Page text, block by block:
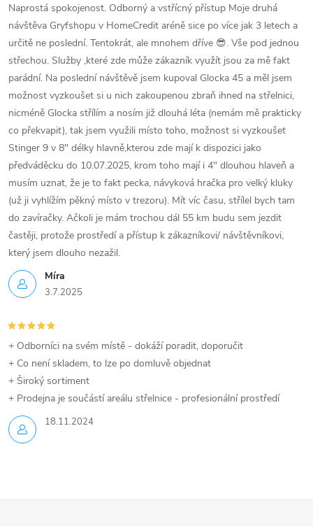
Míra
3.7.2025
Naprostá spokojenost. Odborný a vstřícný přístup Moje druhá
návštěva Gryfshopu v HomeCredit aréně sice po více jak 3 letech a
určitě ne poslední. Tentokrát, ale mnohem dříve 😎. Vše pod jednou
střechou. Služby ,které zde může zákazník využít jsou za mě fakt
parádní. Na poslední návštěvě jsem kupoval Glocka 45 a měl jsem
možnost vyzkoušet si u nich zakoupenou zbraň ihned na střelnici,
nicméně Glocka střílím a nosím již dlouhá léta (nemám mě prakticky
co překvapit), tak jsem využili místo toho, možnost si vyzkoušet
Stinger 9 v 8" délky hlavně,kterou zde mají k dispozici jako
předváděcku do 10.07.2025, krom toho mají i 4" dlouhou hlaveň a
musím uznat, že je to fakt pecka, návyková hračka pro velký kluky
(už ji vyhlížím pěkný místo v trezoru). Mít víc času, střílel bych tam
do zavíračky. Ačkoli je mám trochou dál 55 km budu sem jezdit
častěji, protože prostředí a přístup k zákazníkovi/ návštěvníkovi,
který jsem dlouho nezažil.
18.11.2024
+ Odborníci na svém místě - dokáží poradit, doporučit
+ Co není skladem, to lze po domluvě objednat
+ Široký sortiment
+ Prodejna je součástí areálu střelnice - profesionální prostředí